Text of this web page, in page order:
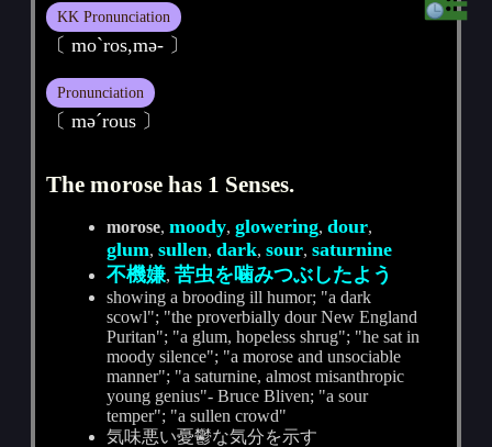
KK Pronunciation
〔 moˋros,mә- 〕
Pronunciation
〔 mәˊrous 〕
The morose has 1 Senses.
morose,moody,glowering,dour,
glum,sullen,dark,sour,saturnine
不機嫌,苦虫を噛みつぶしたよう
showing a brooding ill humor; "a dark
scowl"; "the proverbially dour New England
Puritan"; "a glum, hopeless shrug"; "he sat in
moody silence"; "a morose and unsociable
manner"; "a saturnine, almost misanthropic
young genius"- Bruce Bliven; "a sour
temper"; "a sullen crowd"
気味悪い憂鬱な気分を示す